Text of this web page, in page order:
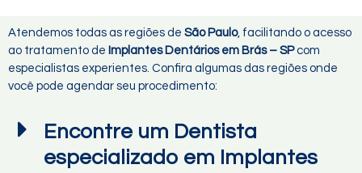
Atendemos todas as regiões de São Paulo, facilitando o acesso
ao tratamento de Implantes Dentários em Brás – SP com
especialistas experientes. Confira algumas das regiões onde
você pode agendar seu procedimento:
Encontre um Dentista
especializado em Implantes